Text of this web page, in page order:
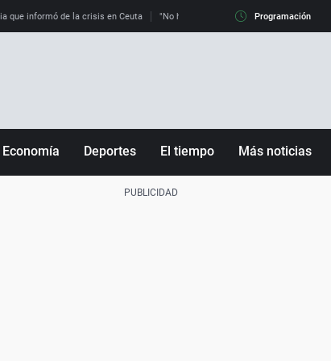
que informó de la crisis en Ceuta "No hay mafias, que no nos engañen":
Programación
Economía Deportes El tiempo Más noticias